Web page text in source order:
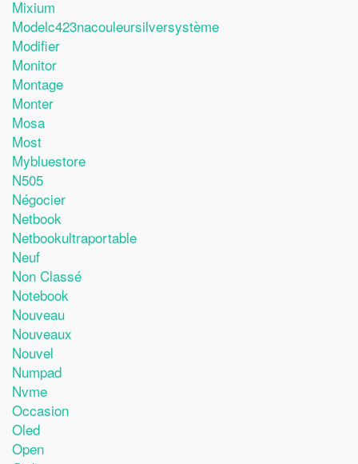
Mixium
Modelc423nacouleursilversystème
Modifier
Monitor
Montage
Monter
Mosa
Most
Mybluestore
N505
Négocier
Netbook
Netbookultraportable
Neuf
Non Classé
Notebook
Nouveau
Nouveaux
Nouvel
Numpad
Nvme
Occasion
Oled
Open